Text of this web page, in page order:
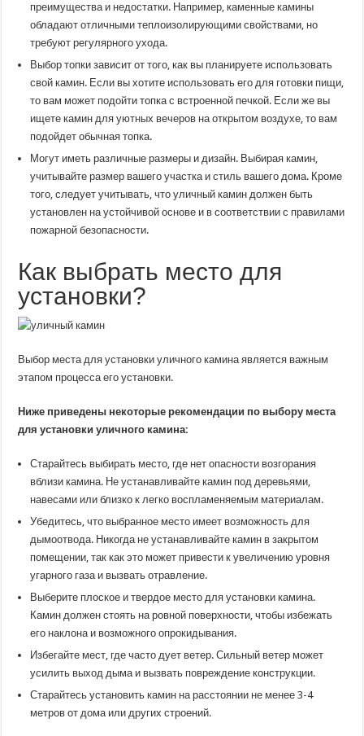
преимущества и недостатки. Например, каменные камины
обладают отличными теплоизолирующими свойствами, но
требуют регулярного ухода.
Выбор топки зависит от того, как вы планируете использовать
свой камин. Если вы хотите использовать его для готовки пищи,
то вам может подойти топка с встроенной печкой. Если же вы
ищете камин для уютных вечеров на открытом воздухе, то вам
подойдет обычная топка.
Могут иметь различные размеры и дизайн. Выбирая камин,
учитывайте размер вашего участка и стиль вашего дома. Кроме
того, следует учитывать, что уличный камин должен быть
установлен на устойчивой основе и в соответствии с правилами
пожарной безопасности.
Как выбрать место для
установки?
Выбор места для установки уличного камина является важным
этапом процесса его установки.
Ниже приведены некоторые рекомендации по выбору места
для установки уличного камина:
Старайтесь выбирать место, где нет опасности возгорания
вблизи камина. Не устанавливайте камин под деревьями,
навесами или близко к легко воспламеняемым материалам.
Убедитесь, что выбранное место имеет возможность для
дымоотвода. Никогда не устанавливайте камин в закрытом
помещении, так как это может привести к увеличению уровня
угарного газа и вызвать отравление.
Выберите плоское и твердое место для установки камина.
Камин должен стоять на ровной поверхности, чтобы избежать
его наклона и возможного опрокидывания.
Избегайте мест, где часто дует ветер. Сильный ветер может
усилить выход дыма и вызвать повреждение конструкции.
Старайтесь установить камин на расстоянии не менее 3-4
метров от дома или других строений.